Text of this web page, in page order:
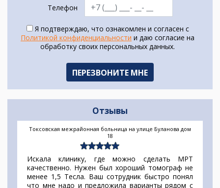
Телефон
Я подтверждаю, что ознакомлен и согласен с
Политикой конфиденциальности и даю согласие на
обработку своих персональных данных.
Отзывы
Токсовская межрайонная больница на улице Буланова дом
18
Искала клинику, где можно сделать МРТ
качественно. Нужен был хороший томограф не
менее 1,5 Тесла. Ваш сотрудник быстро понял
что мне надо и предложила варианты рядом с